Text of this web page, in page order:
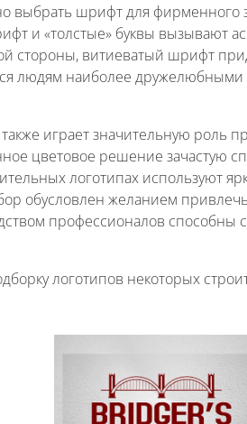
выбрать шрифт для фирменного
и «толстые» буквы вызывают
стороны, витиеватый шрифт
людям наиболее
играет значительную роль
цветовое решение зачастую
логотипах используют
обусловлен желанием
профессионалов
логотипов некоторых